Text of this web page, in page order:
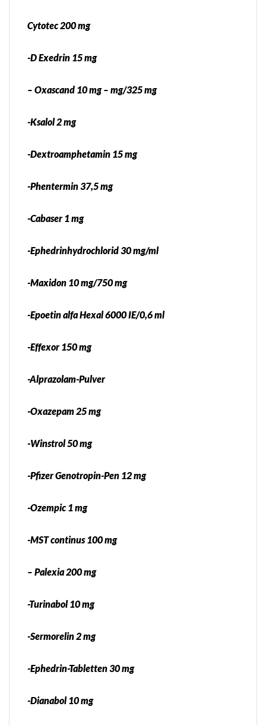
Cytotec 200 mg
-D Exedrin 15 mg
– Oxascand 10 mg – mg/325 mg
-Ksalol 2 mg
-Dextroamphetamin 15 mg
-Phentermin 37,5 mg
-Cabaser 1 mg
-Ephedrinhydrochlorid 30 mg/ml
-Maxidon 10 mg/750 mg
-Epoetin alfa Hexal 6000 IE/0,6 ml
-Effexor 150 mg
-Alprazolam-Pulver
-Oxazepam 25 mg
-Winstrol 50 mg
-Pfizer Genotropin-Pen 12 mg
-Ozempic 1 mg
-MST continus 100 mg
– Palexia 200 mg
-Turinabol 10 mg
-Sermorelin 2 mg
-Ephedrin-Tabletten 30 mg
-Dianabol 10 mg